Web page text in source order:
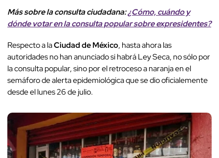
Más sobre la consulta ciudadana:¿Cómo, cuándo y
dónde votar en la consulta popular sobre expresidentes?
Respecto a laCiudad de México, hasta ahora las
autoridades no han anunciado si habrá Ley Seca, no sólo por
la consulta popular, sino por el retroceso a naranja en el
semáforo de alerta epidemiológica que se dio oficialemente
desde el lunes 26 de julio.